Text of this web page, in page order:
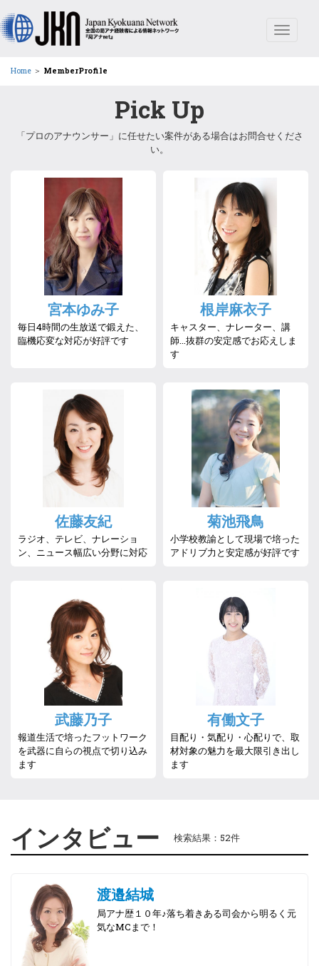
Toggle
Home ＞ MemberProfile
Pick Up
「プロのアナウンサー」に任せたい案件がある場合はお問合せくださ
い。
宮本ゆみ子
毎日4時間の生放送で鍛えた、
臨機応変な対応が好評です
根岸麻衣子
キャスター、ナレーター、講
師…抜群の安定感でお応えしま
す
佐藤友紀
ラジオ、テレビ、ナレーショ
ン、ニュース幅広い分野に対応
菊池飛鳥
小学校教諭として現場で培った
アドリブ力と安定感が好評です
武藤乃子
報道生活で培ったフットワーク
を武器に自らの視点で切り込み
ます
有働文子
目配り・気配り・心配りで、取
材対象の魅力を最大限引き出し
ます
インタビュー 検索結果：52件
渡邉結城
局アナ歴１０年♪落ち着きある司会から明るく元
気なMCまで！